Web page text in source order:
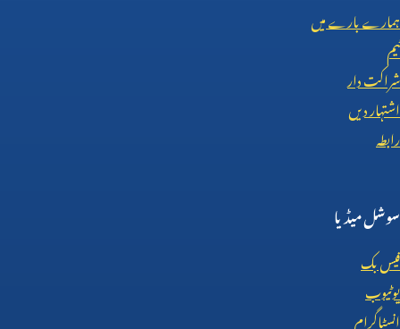
ہمارے بارے میں
ٹیم
شراکت دار
اشتہار دیں
رابطہ
سوشل میڈیا
فیس بک
یوٹیوب
انسٹاگرام